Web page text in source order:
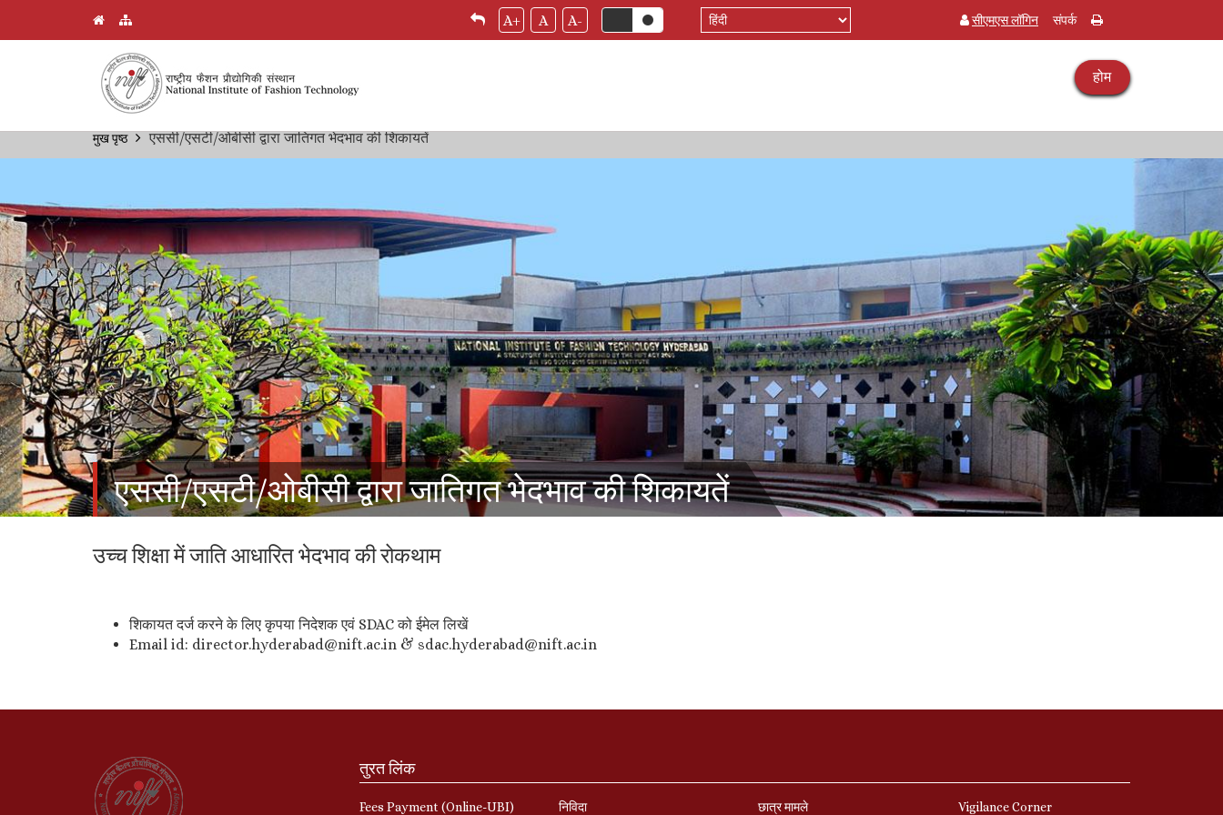
Skip
A+ A A-
Select
your
सीएमएस लॉगिन संपर्क
होम
Breadcrumb
मुख पृष्ठ एससी/एसटी/ओबीसी द्वारा जातिगत भेदभाव की शिकायतें
एससी/एसटी/ओबीसी द्वारा जातिगत भेदभाव की शिकायतें
उच्च शिक्षा में जाति आधारित भेदभाव की रोकथाम
शिकायत दर्ज करने के लिए कृपया निदेशक एवं SDAC को ईमेल लिखें
Email id: director.hyderabad@nift.ac.in & sdac.hyderabad@nift.ac.in
तुरत लिंक
Fees Payment (Online-UBI) निविदा छात्र मामले Vigilance Corner